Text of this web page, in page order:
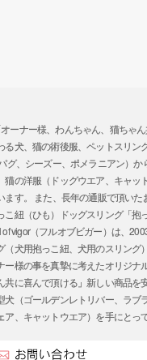
ーナー様、わんちゃん、猫ち
犬、猫の術後服、ペットスリ
グ、シーズー、ポメラニアン）
の洋服（ドッグウエア、キャ
す。 また、長年の通販で頂い
紐（ひも）ドッグスリング「
vigor（フルオブビガー）は、
犬用抱っこ紐、犬用のスリン
様の事を真摯に考えたオリジ
に喜んで頂ける」新しい商品
（ゴールデンレトリバー、ラ
、キャットウエア）を手にとっ